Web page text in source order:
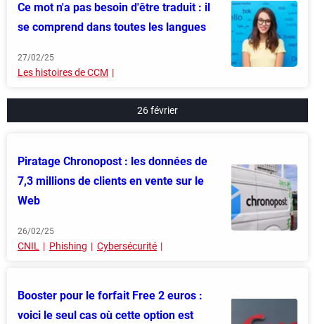
Ce mot n'a pas besoin d'être traduit : il
se comprend dans toutes les langues
27/02/25
Les histoires de CCM
26 février
Piratage Chronopost : les données de
7,3 millions de clients en vente sur le
Web
26/02/25
CNIL Phishing Cybersécurité
Booster pour le forfait Free 2 euros :
voici le seul cas où cette option est